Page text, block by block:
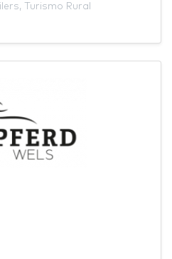
, Turismo Rural